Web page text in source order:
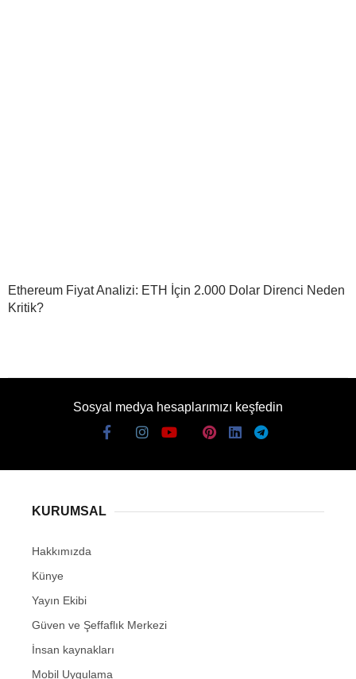
Ethereum Fiyat Analizi: ETH İçin 2.000 Dolar Direnci Neden
Kritik?
Sosyal medya hesaplarımızı keşfedin
KURUMSAL
Hakkımızda
Künye
Yayın Ekibi
Güven ve Şeffaflık Merkezi
İnsan kaynakları
Mobil Uygulama